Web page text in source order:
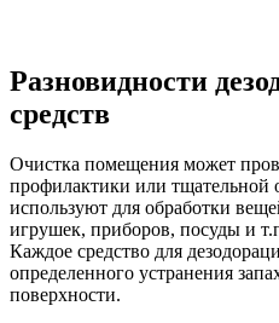
Разновидности
средств
Очистка помещения может
профилактики или тщательной
используют для обработки
игрушек, приборов, посуды и
Каждое средство для
определенного устранения
поверхности.